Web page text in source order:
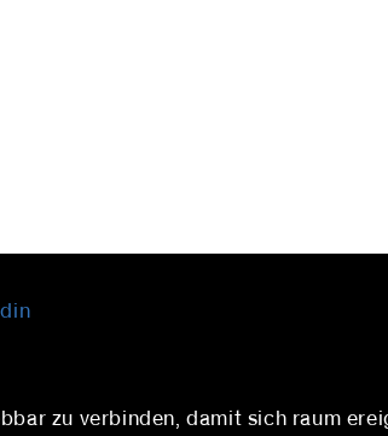
zu verbinden, damit sich raum